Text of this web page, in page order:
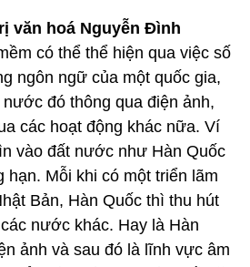
văn hoá Nguyễn Đình
có thể thể hiện qua việc số
ngôn ngữ của một quốc gia,
đó thông qua điện ảnh,
các hoạt động khác nữa. Ví
vào đất nước như Hàn Quốc
hạn. Mỗi khi có một triển lãm
Bản, Hàn Quốc thì thu hút
nước khác. Hay là Hàn
ảnh và sau đó là lĩnh vực âm